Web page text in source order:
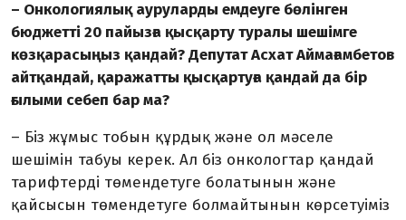
– Онкологиялық ауруларды емдеуге бөлінген
бюджетті 20 пайызға қысқарту туралы шешімге
көзқарасыңыз қандай? Депутат Асхат Аймағамбетов
айтқандай, қаражатты қысқартуға қандай да бір
ғылыми себеп бар ма?
– Біз жұмыс тобын құрдық және ол мәселе
шешімін табуы керек. Ал біз онкологтар қандай
тарифтерді төмен­детуге болатынын және
қайсысын төмен­детуге болмайтынын көрсетуіміз